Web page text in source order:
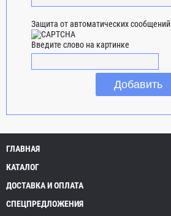
Защита от автоматических сообщений
Введите слово на картинке
ГЛАВНАЯ
КАТАЛОГ
ДОСТАВКА И ОПЛАТА
СПЕЦПРЕДЛОЖЕНИЯ